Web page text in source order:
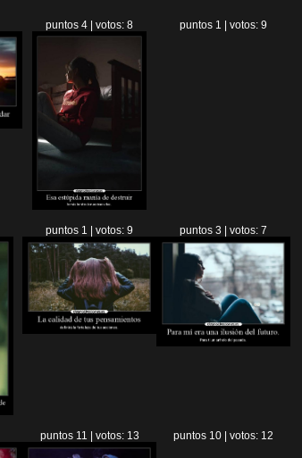
puntos 4 | votos: 8 puntos 1 | votos: 9
puntos 1 | votos: 9 puntos 3 | votos: 7
puntos 11 | votos: 13 puntos 10 | votos: 12